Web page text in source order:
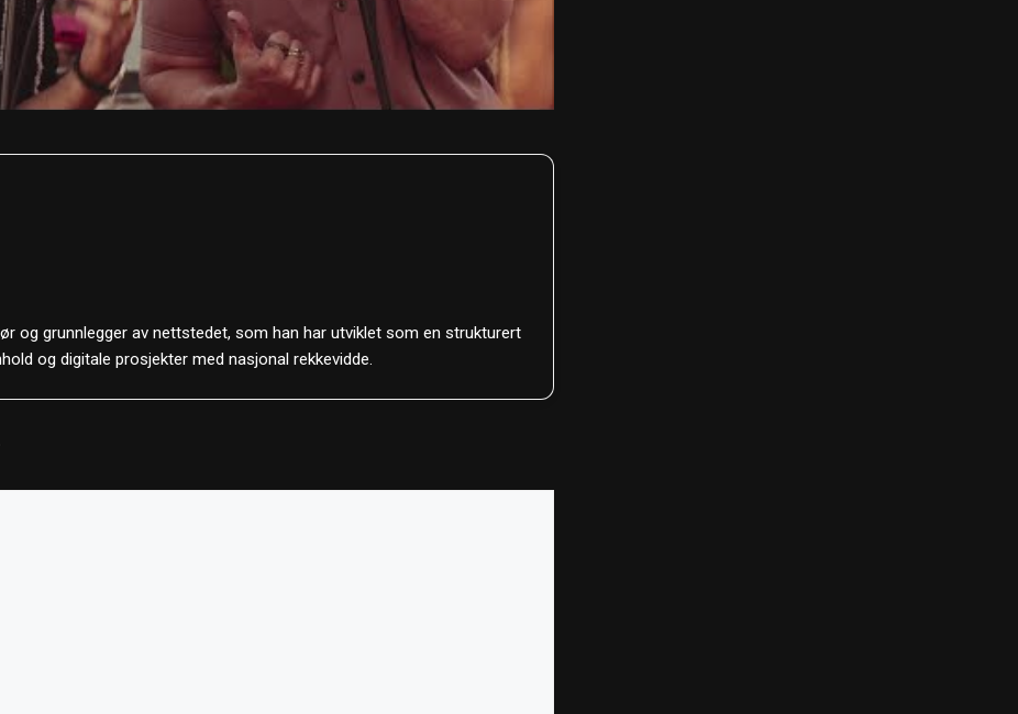
og grunnlegger av nettstedet, som han har utviklet som en strukturert
og digitale prosjekter med nasjonal rekkevidde.